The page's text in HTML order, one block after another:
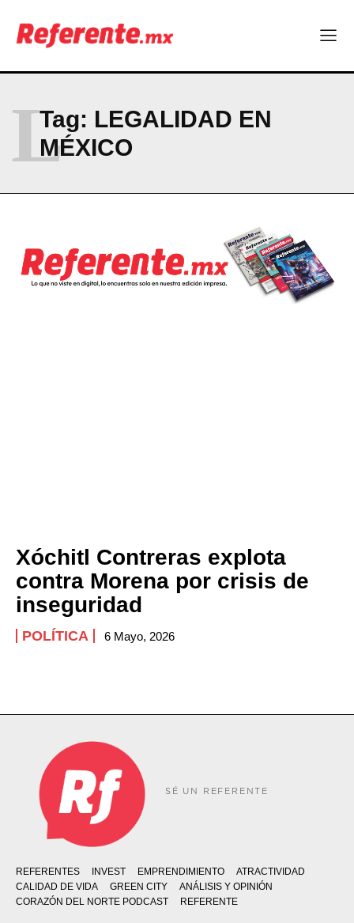
Más escuelas renovadas: fortalecen espacios para el regreso
a clases
Company
ABOUT
PRIVACY POLICY
NEWSLETTER
Tag: LEGALIDAD EN
MÉXICO
L
Xóchitl Contreras explota
contra Morena por crisis de
inseguridad
POLÍTICA 6 Mayo, 2026
SÉ UN REFERENTE
REFERENTES INVEST EMPRENDIMIENTO
ATRACTIVIDAD
CALIDAD DE VIDA
GREEN CITY
ANÁLISIS Y OPINIÓN
CORAZÓN DEL NORTE PODCAST
REFERENTE